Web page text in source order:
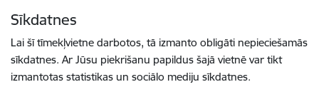
Sīkdatnes
Lai šī tīmekļvietne darbotos, tā izmanto obligāti nepieciešamās
sīkdatnes. Ar Jūsu piekrišanu papildus šajā vietnē var tikt
izmantotas statistikas un sociālo mediju sīkdatnes.